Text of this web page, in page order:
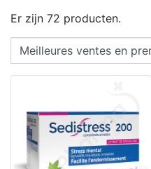
Er zijn 72 producten.